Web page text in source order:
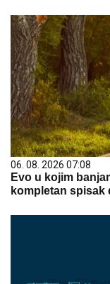
06. 08. 2026 07:08
Evo u kojim
kompletan spisak